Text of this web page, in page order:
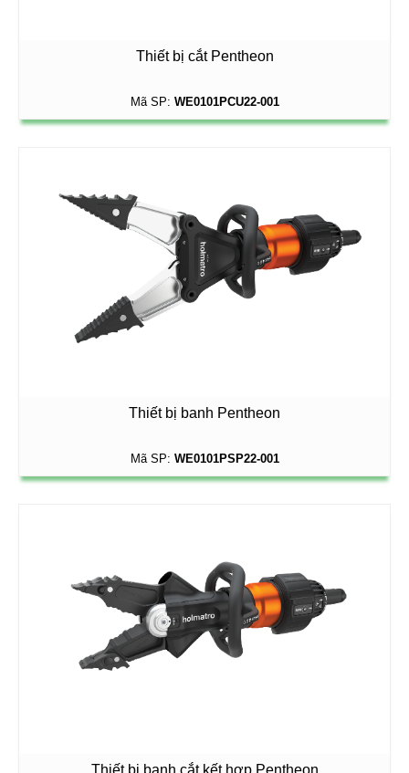
Thiết bị cắt Pentheon
Mã SP: WE0101PCU22-001
Thiết bị banh Pentheon
Mã SP: WE0101PSP22-001
Thiết bị banh cắt kết hợp Pentheon